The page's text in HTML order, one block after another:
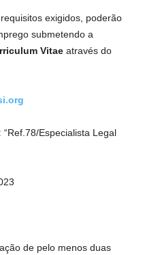
exigidos, poderão
submetendo a
Vitae através do
“Ref.78/Especialista Legal
de pelo menos duas